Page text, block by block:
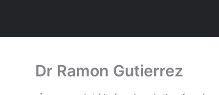
Dr Ramon Gutierrez